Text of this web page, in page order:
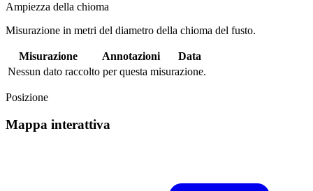
Ampiezza della chioma
Misurazione in metri del diametro della chioma del fusto.
Misurazione Annotazioni
Data
Nessun dato raccolto per questa misurazione.
Posizione
Mappa interattiva